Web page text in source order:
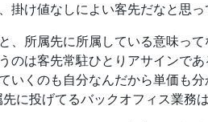
掛け値なしによい客先だなと思っ
、所属先に所属している意味っ
のは客先常駐ひとりアサインで
いくのも自分なんだから単価も
に投げてるバックオフィス業務